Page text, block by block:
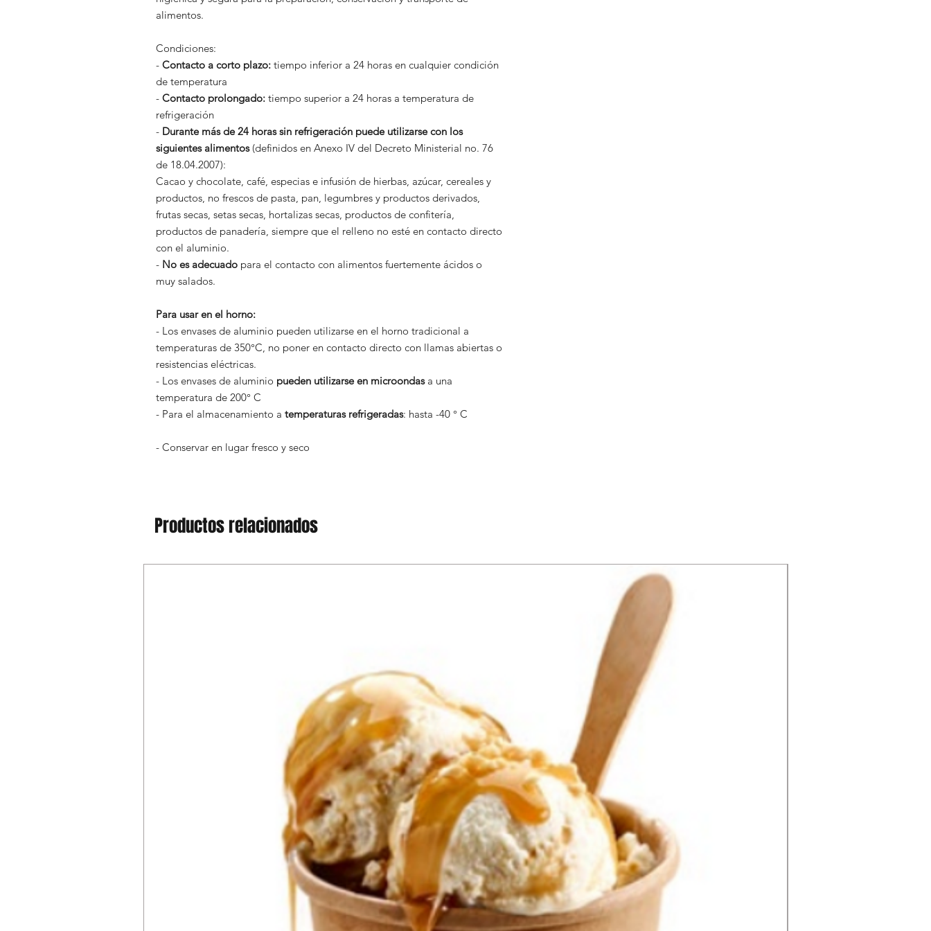
alimentos.
Condiciones:
- Contacto a corto plazo: tiempo inferior a 24 horas en cualquier condición
de temperatura
- Contacto prolongado: tiempo superior a 24 horas a temperatura de
refrigeración
- Durante más de 24 horas sin refrigeración puede utilizarse con los
siguientes alimentos(definidos en Anexo IV del Decreto Ministerial no. 76
de 18.04.2007):
Cacao y chocolate, café, especias e infusión de hierbas, azúcar, cereales y
productos, no frescos de pasta, pan, legumbres y productos derivados,
frutas secas, setas secas, hortalizas secas, productos de confitería,
productos de panadería, siempre que el relleno no esté en contacto directo
con el aluminio.
- No es adecuado para el contacto con alimentos fuertemente ácidos o
muy salados.
Para usar en el horno:
- Los envases de aluminio pueden utilizarse en el horno tradicional a
temperaturas de 350°C, no poner en contacto directo con llamas abiertas o
resistencias eléctricas.
- Los envases de aluminio pueden utilizarse en microondasa una
temperatura de 200° C
- Para el almacenamiento a temperaturas refrigeradas: hasta -40 ° C
- Conservar en lugar fresco y seco
Productos relacionados